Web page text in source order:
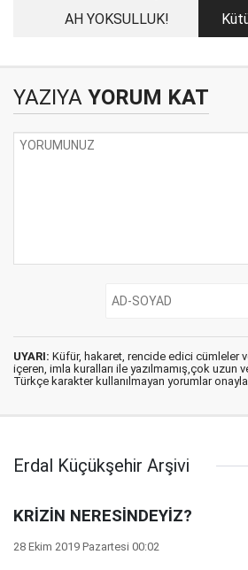
AH YOKSULLUK!
YAZIYA YORUM KAT
UYARI: Küfür, hakaret, rencide edici cümleler
içeren, imla kuralları ile yazılmamış,çok uzun
Türkçe karakter kullanılmayan yorumlar
Erdal Küçükşehir Arşivi
KRİZİN NERESİNDEYİZ?
28 Ekim 2019 Pazartesi 00:02